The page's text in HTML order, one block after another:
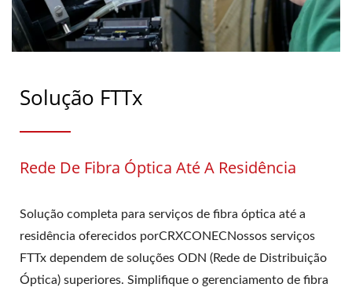
Solução FTTx
Rede De Fibra Óptica Até A Residência
Solução completa para serviços de fibra óptica até a
residência oferecidos porCRXCONECNossos serviços
FTTx dependem de soluções ODN (Rede de Distribuição
Óptica) superiores. Simplifique o gerenciamento de fibra